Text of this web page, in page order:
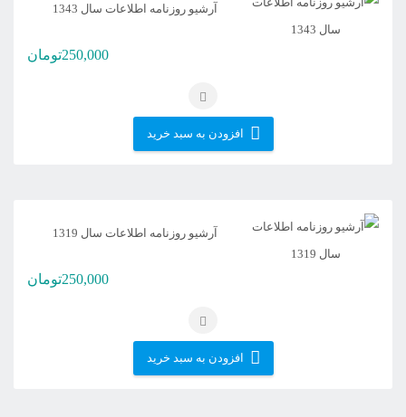
آرشیو روزنامه اطلاعات سال 1343
250,000تومان
افزودن به سبد خرید
آرشیو روزنامه اطلاعات سال 1319
250,000تومان
افزودن به سبد خرید